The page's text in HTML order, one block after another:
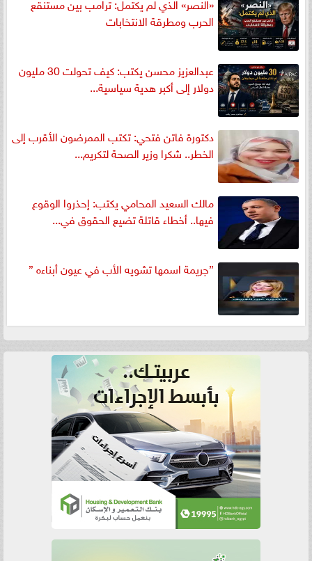
الحرب ومطرقة الانتخابات
عبدالعزيز محسن يكتب: كيف تحولت 30 مليون
دولار إلى أكبر هدية سياسية...
دكتورة فاتن فتحي: تكتب الممرضون الأقرب إلى
الخطر.. شكرا وزير الصحة لتكريم...
مالك السعيد المحامي يكتب: إحذروا الوقوع
فيها.. أخطاء قاتلة تضيع الحقوق في...
”جريمة اسمها تشويه الأب في عيون أبناءه ”